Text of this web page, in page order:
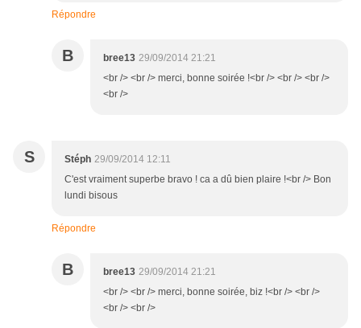
Répondre
B bree13 29/09/2014 21:21
<br /> <br /> merci, bonne soirée !<br /> <br /> <br />
<br />
S Stéph 29/09/2014 12:11
C'est vraiment superbe bravo ! ca a dû bien plaire !<br /> Bon
lundi bisous
Répondre
B bree13 29/09/2014 21:21
<br /> <br /> merci, bonne soirée, biz !<br /> <br />
<br /> <br />